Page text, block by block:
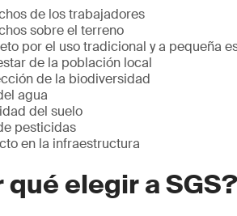
de los trabajadores
sobre el terreno
por el uso tradicional y a pequeña
de la población local
de la biodiversidad
agua
del suelo
pesticidas
en la infraestructura
qué elegir a SGS?